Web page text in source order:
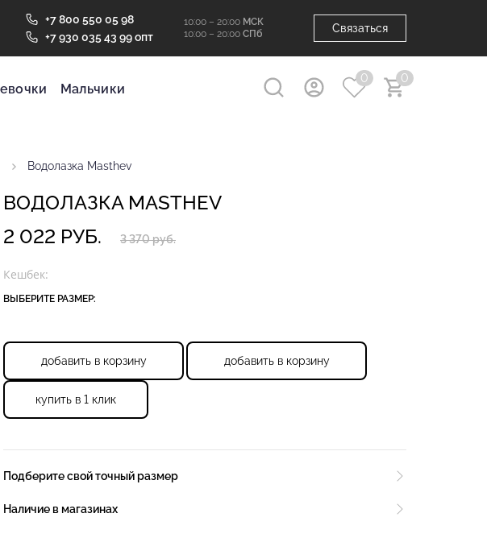
+7 800 550 05 98
+7 930 035 43 99 опт
10:00 – 20:00 МСК
10:00 – 20:00 СПб Связаться
Мальчики
0 0
Водолазка Masthev
ВОДОЛАЗКА MASTHEV
2 022 РУБ.
3 370 руб.
Кешбек:
ВЫБЕРИТЕ РАЗМЕР:
добавить в корзину добавить в корзину
купить в 1 клик
Подберите свой точный размер
Наличие в магазинах
составляет до